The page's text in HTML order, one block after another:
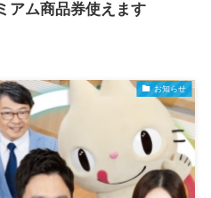
アム商品券使えます
お知らせ